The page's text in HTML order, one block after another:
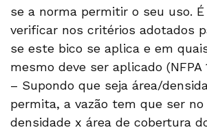
se a norma permitir o seu uso.
verificar nos critérios adotados
se este bico se aplica e em
mesmo deve ser aplicado (NFPA
– Supondo que seja área/
permita, a vazão tem que ser
densidade x área de cobertura